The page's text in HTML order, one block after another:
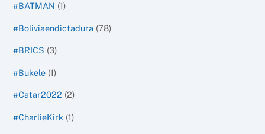
#BATMAN (1)
#Boliviaendictadura (78)
#BRICS (3)
#Bukele (1)
#Catar2022 (2)
#CharlieKirk (1)